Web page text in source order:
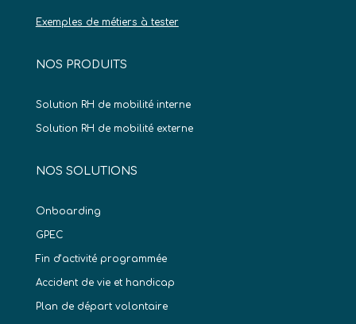
Exemples de métiers à tester
NOS PRODUITS
Solution RH de mobilité interne
Solution RH de mobilité externe
NOS SOLUTIONS
Onboarding
GPEC
Fin d’activité programmée
Accident de vie et handicap
Plan de départ volontaire